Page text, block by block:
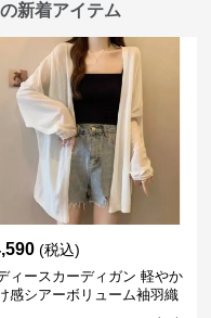
新着アイテム
(税込)
ィースカーディガン 軽やか
感シアーボリューム袖羽織